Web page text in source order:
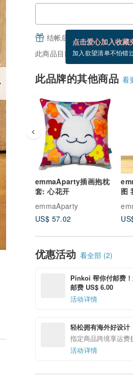
点击爱心加入收藏
加入欲望清单不怕错
结帐后填写并分享，免费
此商品目前没现货，你可以按
此品牌的其他商品 看
emmaAparty插画抱枕
套: 心花开
emmaAparty
US$ 57.02
图
优惠活动 看全部 (2)
Pinkoi 帮你付邮费
邮费 US$ 6.00
活动详情
轻松拥有海外好设计
指定商品跨境享运费
活动详情